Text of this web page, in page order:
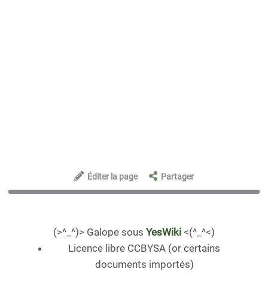
Éditer la page Partager
(>^_^)> Galope sous YesWiki <(^_^<)
Licence libre CCBYSA (or certains
documents importés)